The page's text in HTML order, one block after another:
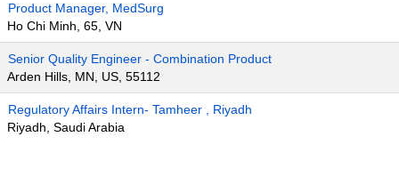
Product Manager, MedSurg
Ho Chi Minh, 65, VN
Senior Quality Engineer - Combination Product
Arden Hills, MN, US, 55112
Regulatory Affairs Intern- Tamheer , Riyadh
Riyadh, Saudi Arabia